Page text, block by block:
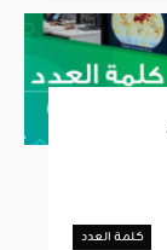
كلمة العدد